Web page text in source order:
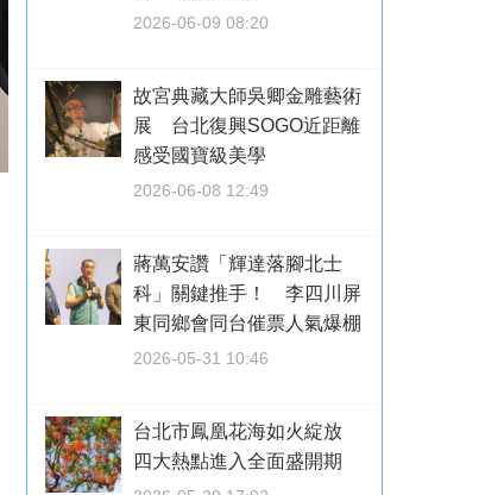
2026-06-09 08:20
故宮典藏大師吳卿金雕藝術
展 台北復興SOGO近距離
感受國寶級美學
2026-06-08 12:49
蔣萬安讚「輝達落腳北士
科」關鍵推手！ 李四川屏
東同鄉會同台催票人氣爆棚
2026-05-31 10:46
台北市鳳凰花海如火綻放
四大熱點進入全面盛開期